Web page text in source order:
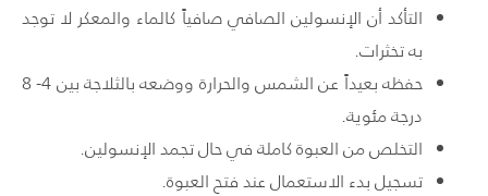
التأكد أن الإنسولين الصافي صافياً كالماء والمعكر لا توجد
به تخثرات.
حفظه بعيداً عن الشمس والحرارة ووضعه بالثلاجة بين 4- 8
درجة مئوية.
التخلص من العبوة كاملة في حال تجمد الإنسولين.
تسجيل بدء الاستعمال عند فتح العبوة.